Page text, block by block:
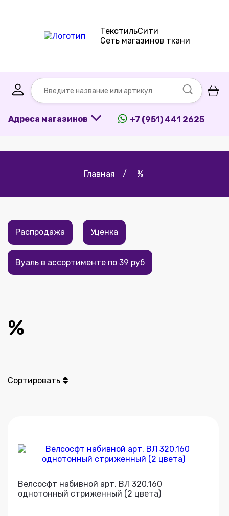
ТекстильСити
Сеть магазинов ткани
Адреса магазинов +7 (951) 441 2625
Главная / %
Распродажа Уценка
Вуаль в ассортименте по 39 руб
%
Сортировать
Велсосфт набивной арт. ВЛ 320.160
однотонный стриженный (2 цвета)